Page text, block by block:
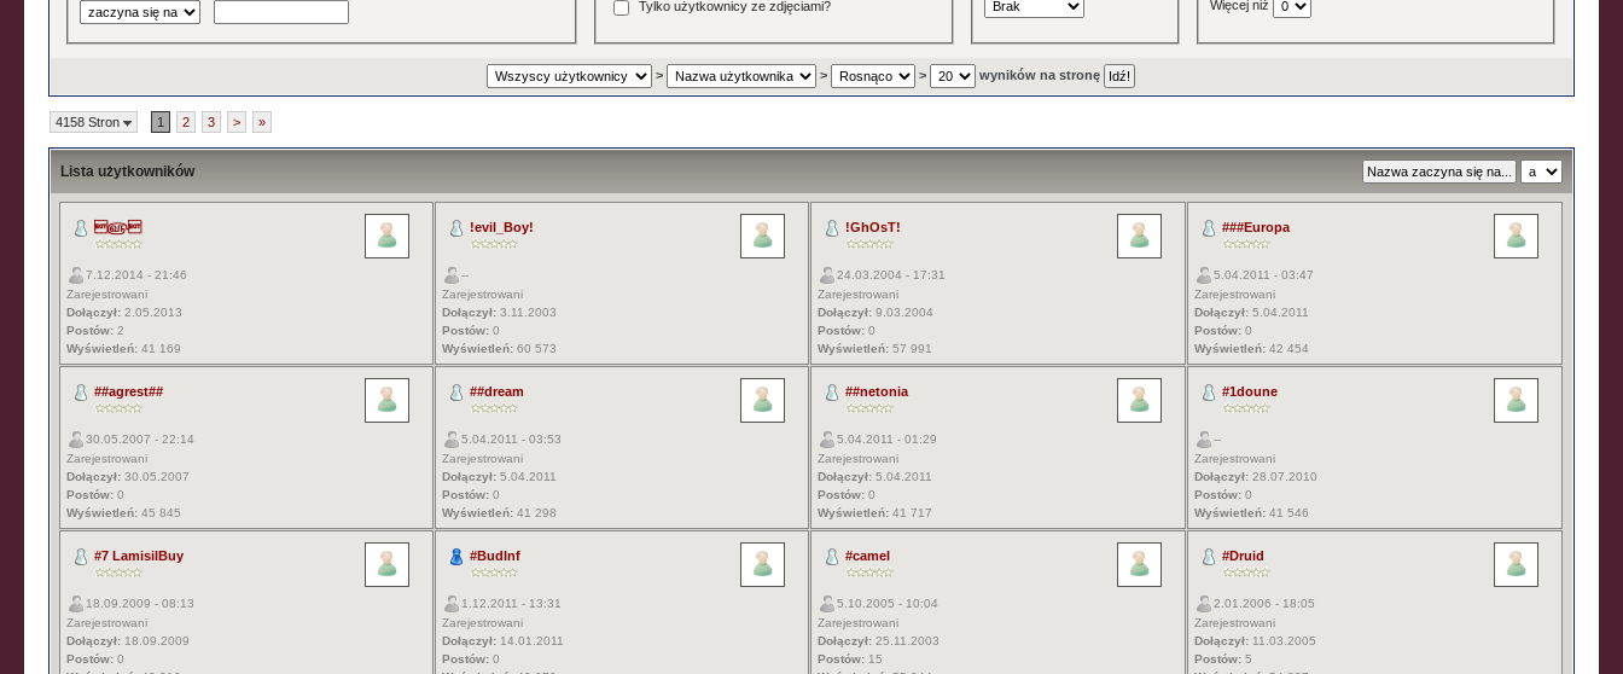
Tylko użytkownicy ze zdjęciami?
Więcej niż
> > > wyników na stronę
4158 Stron 1 2 3 > »
Lista użytkowników
௵
7.12.2014 - 21:46
Zarejestrowani
Dołączył: 2.05.2013
Postów: 2
Wyświetleń: 41 169
!evil_Boy!
--
Zarejestrowani
Dołączył: 3.11.2003
Postów: 0
Wyświetleń: 60 573
!GhOsT!
24.03.2004 - 17:31
Zarejestrowani
Dołączył: 9.03.2004
Postów: 0
Wyświetleń: 57 991
###Europa
5.04.2011 - 03:47
Zarejestrowani
Dołączył: 5.04.2011
Postów: 0
Wyświetleń: 42 454
##agrest##
30.05.2007 - 22:14
Zarejestrowani
Dołączył: 30.05.2007
Postów: 0
Wyświetleń: 45 845
##dream
5.04.2011 - 03:53
Zarejestrowani
Dołączył: 5.04.2011
Postów: 0
Wyświetleń: 41 298
##netonia
5.04.2011 - 01:29
Zarejestrowani
Dołączył: 5.04.2011
Postów: 0
Wyświetleń: 41 717
#1doune
--
Zarejestrowani
Dołączył: 28.07.2010
Postów: 0
Wyświetleń: 41 546
#7 LamisilBuy
18.09.2009 - 08:13
Zarejestrowani
Dołączył: 18.09.2009
Postów: 0
#BudInf
1.12.2011 - 13:31
Zarejestrowani
Dołączył: 14.01.2011
Postów: 0
#camel
5.10.2005 - 10:04
Zarejestrowani
Dołączył: 25.11.2003
Postów: 15
#Druid
2.01.2006 - 18:05
Zarejestrowani
Dołączył: 11.03.2005
Postów: 5